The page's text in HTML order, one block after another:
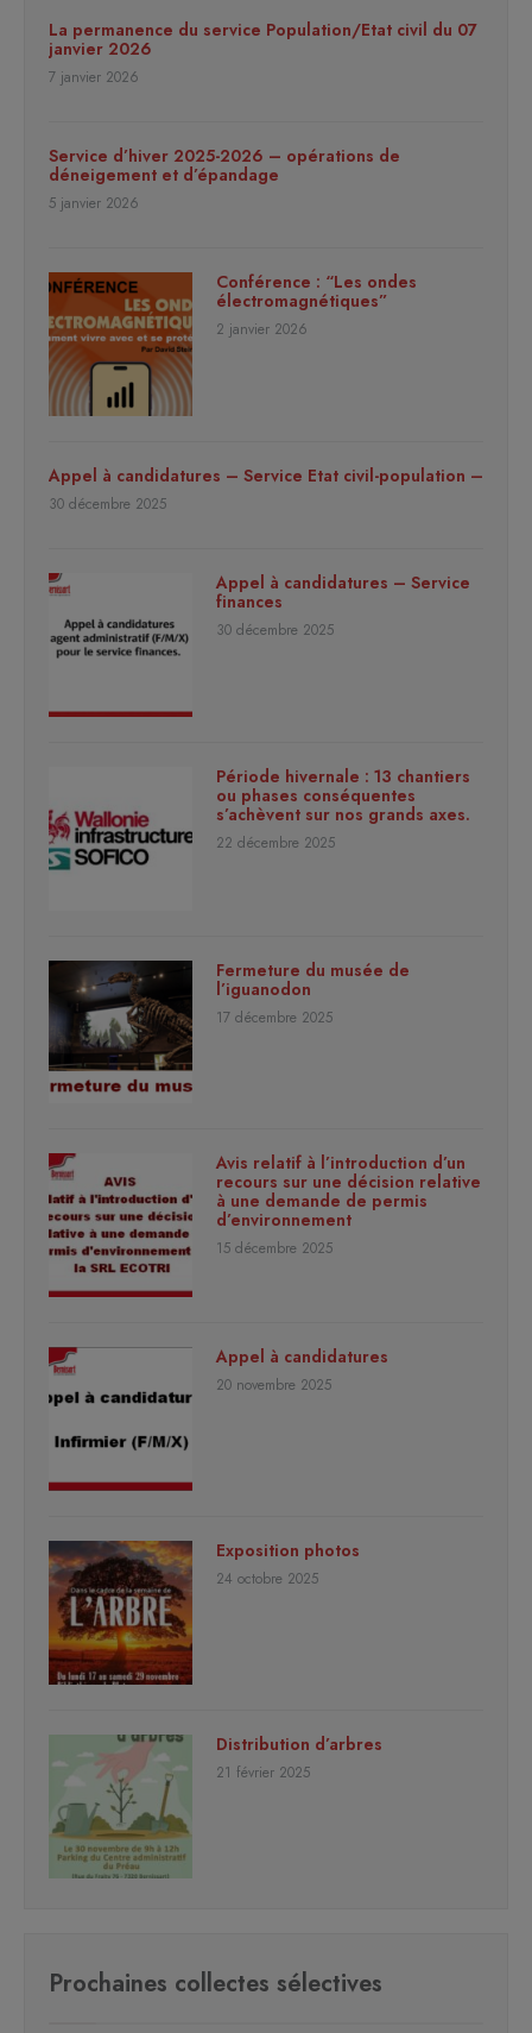
La permanence du service Population/Etat civil du 07
janvier 2026
7 janvier 2026
Service d’hiver 2025-2026 – opérations de
déneigement et d’épandage
5 janvier 2026
Conférence : “Les ondes
électromagnétiques”
2 janvier 2026
Appel à candidatures – Service Etat civil-population –
30 décembre 2025
Appel à candidatures – Service
finances
30 décembre 2025
Période hivernale : 13 chantiers
ou phases conséquentes
s’achèvent sur nos grands axes.
22 décembre 2025
Fermeture du musée de
l’iguanodon
17 décembre 2025
Avis relatif à l’introduction d’un
recours sur une décision relative
à une demande de permis
d’environnement
15 décembre 2025
Appel à candidatures
20 novembre 2025
Exposition photos
24 octobre 2025
Distribution d’arbres
21 février 2025
Prochaines collectes sélectives